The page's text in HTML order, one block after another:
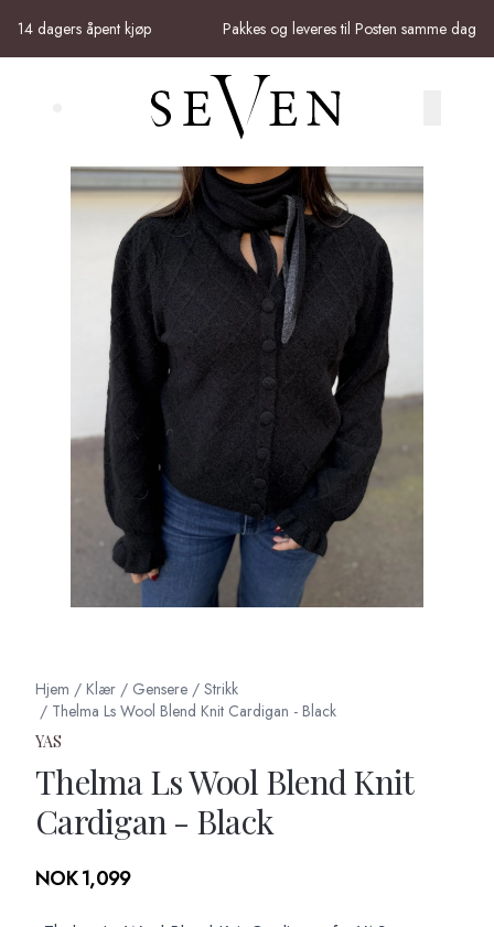
14 dagers åpent kjøp Pakkes og leveres til Posten samme dag
Search (⌘K)
Hjem / Klær / Gensere / Strikk
/ Thelma Ls Wool Blend Knit Cardigan - Black
YAS
Thelma Ls Wool Blend Knit
Cardigan - Black
Produktdetaljer
NOK 1,099